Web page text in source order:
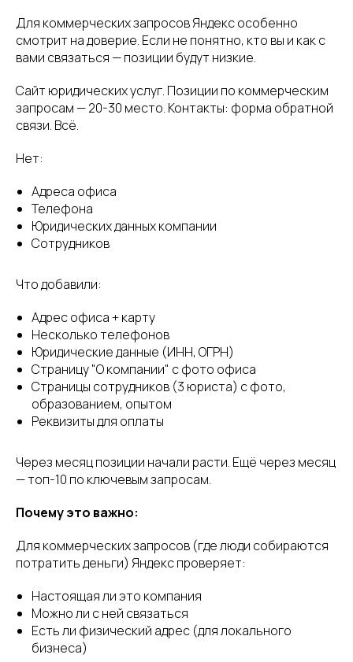
Для коммерческих запросов Яндекс особенно
смотрит на доверие. Если не понятно, кто вы и как с
вами связаться — позиции будут низкие.
Сайт юридических услуг. Позиции по коммерческим
запросам — 20-30 место. Контакты: форма обратной
связи. Всё.
Нет:
Адреса офиса
Телефона
Юридических данных компании
Сотрудников
Что добавили:
Адрес офиса + карту
Несколько телефонов
Юридические данные (ИНН, ОГРН)
Страницу "О компании" с фото офиса
Страницы сотрудников (3 юриста) с фото,
образованием, опытом
Реквизиты для оплаты
Через месяц позиции начали расти. Ещё через месяц
— топ-10 по ключевым запросам.
Почему это важно:
Для коммерческих запросов (где люди собираются
потратить деньги) Яндекс проверяет:
Настоящая ли это компания
Можно ли с ней связаться
Есть ли физический адрес (для локального
бизнеса)